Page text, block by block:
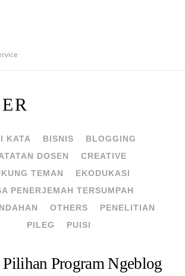
KATA BISNIS
BLOGGING
DOSEN
CREATIVE
TEMAN
EKODUKASI
PENERJEMAH TERSUMPAH
OTHERS
PENELITIAN
PILEG
PUISI
Pilihan Program Ngeblog